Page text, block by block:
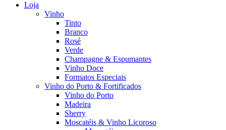
Loja
Vinho
Tinto
Branco
Rosé
Verde
Champagne & Espumantes
Vinho Doce
Formatos Especiais
Vinho do Porto & Fortificados
Vinho do Porto
Madeira
Sherry
Moscatéis & Vinho Licoroso